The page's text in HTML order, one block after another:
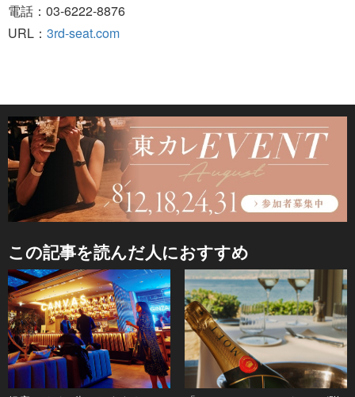
電話：03-6222-8876
URL： 3rd-seat.com
この記事を読んだ人におすすめ